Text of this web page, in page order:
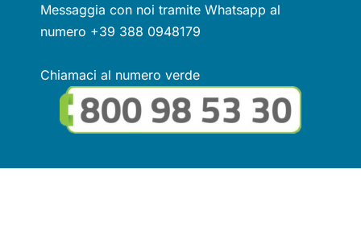
Messaggia con noi tramite Whatsapp al
numero +39 388 0948179
Chiamaci al numero verde